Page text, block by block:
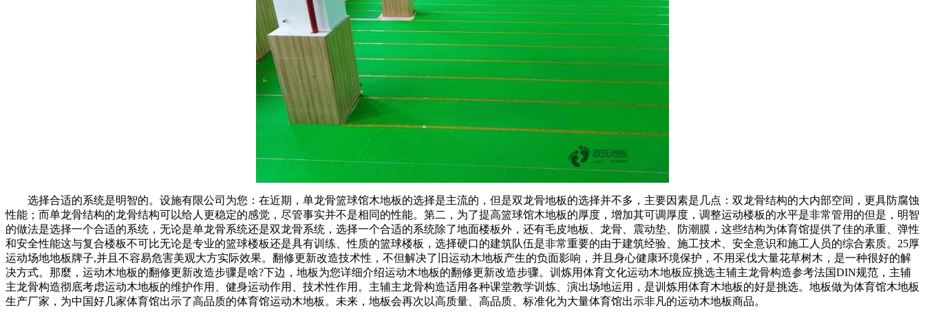
选择合适的系统是明智的。设施有限公司为您：在近期，单龙骨篮球馆木地板的选择是主流的，但是双龙骨地板的选择并不多，主要因素是几点：双龙骨结构的大内部空间，更具防腐蚀
性能；而单龙骨结构的龙骨结构可以给人更稳定的感觉，尽管事实并不是相同的性能。第二，为了提高篮球馆木地板的厚度，增加其可调厚度，调整运动楼板的水平是非常管用的但是，明智
的做法是选择一个合适的系统，无论是单龙骨系统还是双龙骨系统，选择一个合适的系统除了地面楼板外，还有毛皮地板、龙骨、震动垫、防潮膜，这些结构为体育馆提供了佳的承重、弹性
和安全性能这与复合楼板不可比无论是专业的篮球楼板还是具有训练、性质的篮球楼板，选择硬口的建筑队伍是非常重要的由于建筑经验、施工技术、安全意识和施工人员的综合素质。25厚
运动场地地板牌子,并且不容易危害美观大方实际效果。翻修更新改造技术性，不但解决了旧运动木地板产生的负面影响，并且身心健康环境保护，不用采伐大量花草树木，是一种很好的解
决方式。那麼，运动木地板的翻修更新改造步骤是啥?下边，地板为您详细介绍运动木地板的翻修更新改造步骤。训炼用体育文化运动木地板应挑选主辅主龙骨构造参考法国DIN规范，主辅
主龙骨构造彻底考虑运动木地板的维护作用、健身运动作用、技术性作用。主辅主龙骨构造适用各种课堂教学训炼、演出场地运用，是训炼用体育木地板的好是挑选。地板做为体育馆木地板
生产厂家，为中国好几家体育馆出示了高品质的体育馆运动木地板。未来，地板会再次以高质量、高品质、标准化为大量体育馆出示非凡的运动木地板商品。